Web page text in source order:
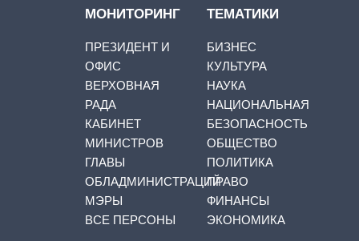
МОНИТОРИНГ
ПРЕЗИДЕНТ И
ОФИС
ВЕРХОВНАЯ
РАДА
КАБИНЕТ
МИНИСТРОВ
ГЛАВЫ
ОБЛАДМИНИСТРАЦИЙ
МЭРЫ
ВСЕ ПЕРСОНЫ
ТЕМАТИКИ
БИЗНЕС
КУЛЬТУРА
НАУКА
НАЦИОНАЛЬНАЯ
БЕЗОПАСНОСТЬ
ОБЩЕСТВО
ПОЛИТИКА
ПРАВО
ФИНАНСЫ
ЭКОНОМИКА